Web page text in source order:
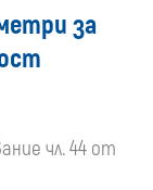
за
чл. 44 от